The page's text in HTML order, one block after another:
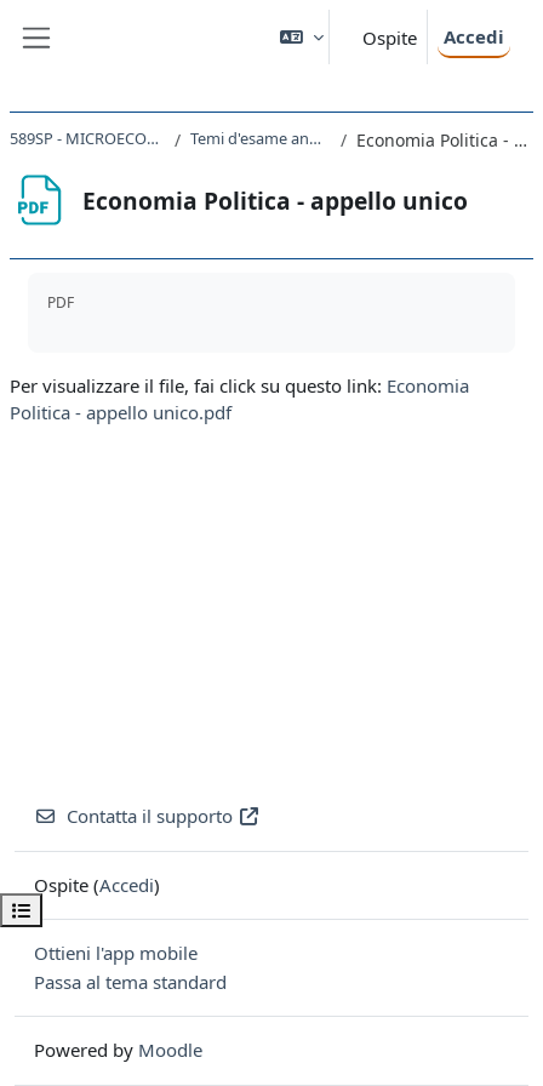
Ospite Accedi
Apri indice del corso
589SP - MICROECONOMIA 2024 Temi d'esame anni precedenti Economia Politica - appello unico
Economia Politica - appello unico
PDF
Per visualizzare il file, fai click su questo link: Economia
Politica - appello unico.pdf
Contatta il supporto
Ospite (Accedi)
Ottieni l'app mobile
Passa al tema standard
Powered by Moodle